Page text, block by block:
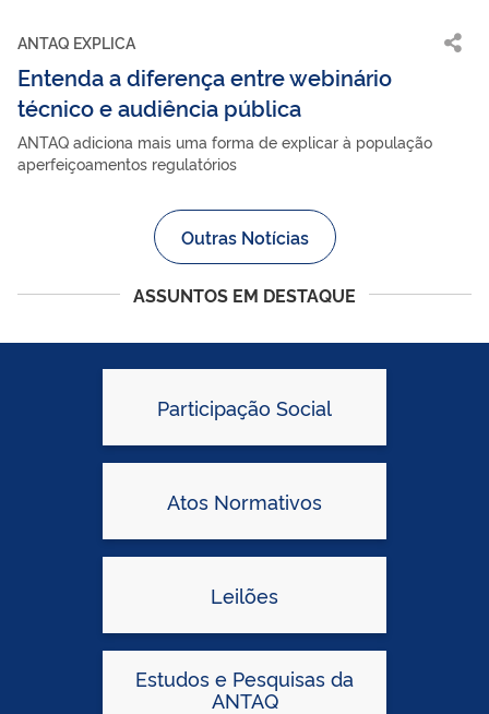
ANTAQ EXPLICA
Entenda a diferença entre webinário
técnico e audiência pública
ANTAQ adiciona mais uma forma de explicar à população
aperfeiçoamentos regulatórios
Outras Notícias
ASSUNTOS EM DESTAQUE
Participação Social
Atos Normativos
Leilões
Estudos e Pesquisas da
ANTAQ